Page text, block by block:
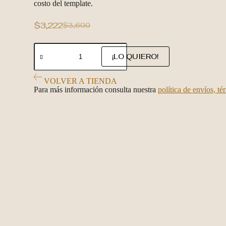
costo del template.
$3,600
Original
price
$3,600.
$3,222Current
price
$3,222.
MatiKali
Templates
'VERSATILE'
cantidad
¡LO QUIERO!
VOLVER A TIENDA
Para más información consulta nuestrapolítica de envíos,